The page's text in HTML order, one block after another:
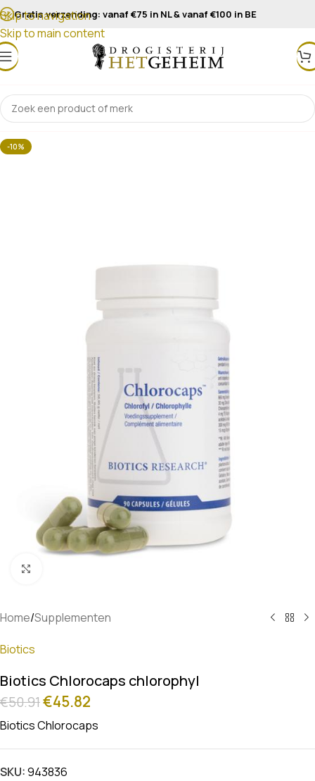
Skip to navigation
Skip to main content
Gratis verzending: vanaf €75 in NL & vanaf €100 in BE
-10%
Home/Supplementen
Biotics
Biotics Chlorocaps chlorophyl
€50.91€45.82
Biotics Chlorocaps
SKU:943836